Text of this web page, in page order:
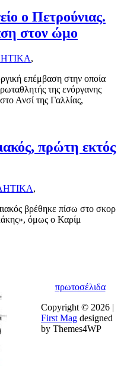
ο Πετρούνιας.
στον ώμο
,
επέμβαση στην οποία
της ενόργανης
Ανσί της Γαλλίας,
πρώτη εκτός
,
βρέθηκε πίσω στο σκορ
όμως ο Καρίμ
πρωτοσέλιδα
Copyright © 2026 |
First Mag designed
by Themes4WP